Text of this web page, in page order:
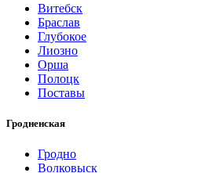
Витебск
Браслав
Глубокое
Лиозно
Орша
Полоцк
Поставы
Гродненская
Гродно
Волковыск